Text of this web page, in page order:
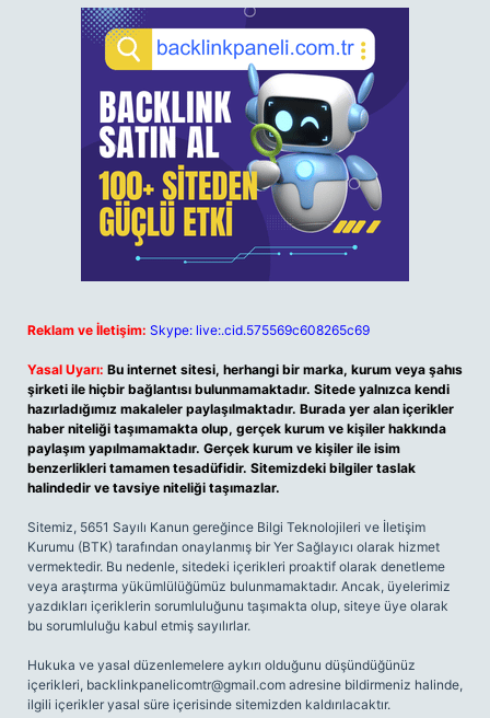
Reklam ve İletişim: Skype: live:.cid.575569c608265c69
Yasal Uyarı: Bu internet sitesi, herhangi bir marka, kurum veya şahıs
şirketi ile hiçbir bağlantısı bulunmamaktadır. Sitede yalnızca kendi
hazırladığımız makaleler paylaşılmaktadır. Burada yer alan içerikler
haber niteliği taşımamakta olup, gerçek kurum ve kişiler hakkında
paylaşım yapılmamaktadır. Gerçek kurum ve kişiler ile isim
benzerlikleri tamamen tesadüfidir. Sitemizdeki bilgiler taslak
halindedir ve tavsiye niteliği taşımazlar.
Sitemiz, 5651 Sayılı Kanun gereğince Bilgi Teknolojileri ve İletişim
Kurumu (BTK) tarafından onaylanmış bir Yer Sağlayıcı olarak hizmet
vermektedir. Bu nedenle, sitedeki içerikleri proaktif olarak denetleme
veya araştırma yükümlülüğümüz bulunmamaktadır. Ancak, üyelerimiz
yazdıkları içeriklerin sorumluluğunu taşımakta olup, siteye üye olarak
bu sorumluluğu kabul etmiş sayılırlar.
Hukuka ve yasal düzenlemelere aykırı olduğunu düşündüğünüz
içerikleri, backlinkpanelicomtr@gmail.com adresine bildirmeniz halinde,
ilgili içerikler yasal süre içerisinde sitemizden kaldırılacaktır.